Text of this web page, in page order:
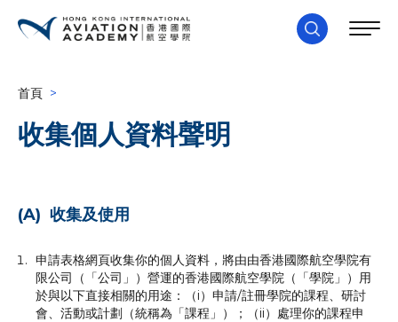
首頁 >
收集個人資料聲明
(A) 收集及使用
申請表格網頁收集你的個人資料，將由由香港國際航空學院有
限公司（「公司」）營運的香港國際航空學院（「學院」）用
於與以下直接相關的用途：（i）申請∕註冊學院的課程、研討
會、活動或計劃（統稱為「課程」）；（ii）處理你的課程申